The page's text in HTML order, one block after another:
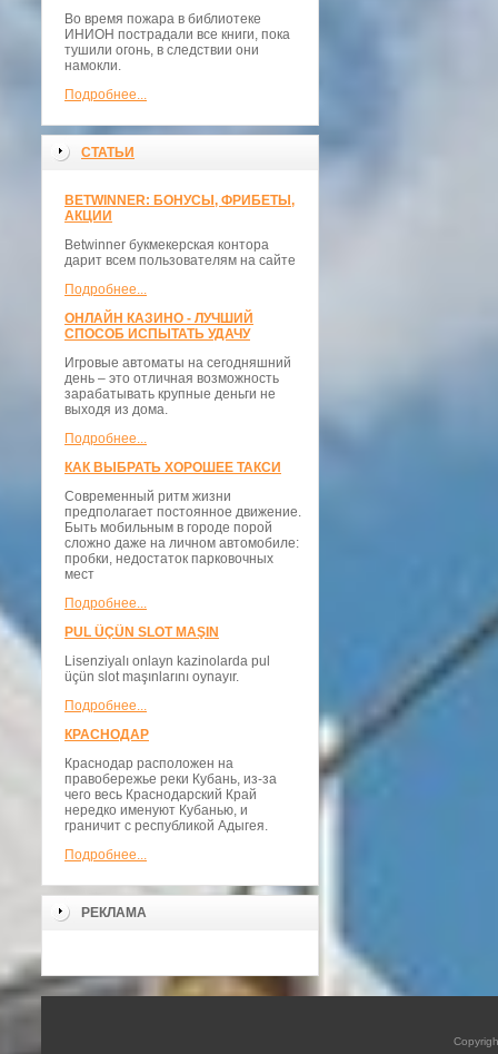
Во время пожара в библиотеке
ИНИОН пострадали все книги, пока
тушили огонь, в следствии они
намокли.
Подробнее...
СТАТЬИ
BETWINNER: БОНУСЫ, ФРИБЕТЫ,
АКЦИИ
Betwinner букмекерская контора
дарит всем пользователям на сайте
Подробнее...
ОНЛАЙН КАЗИНО - ЛУЧШИЙ
СПОСОБ ИСПЫТАТЬ УДАЧУ
Игровые автоматы на сегодняшний
день – это отличная возможность
зарабатывать крупные деньги не
выходя из дома.
Подробнее...
КАК ВЫБРАТЬ ХОРОШЕЕ ТАКСИ
Современный ритм жизни
предполагает постоянное движение.
Быть мобильным в городе порой
сложно даже на личном автомобиле:
пробки, недостаток парковочных
мест
Подробнее...
PUL ÜÇÜN SLOT MAŞIN
Lisenziyalı onlayn kazinolarda pul
üçün slot maşınlarını oynayır.
Подробнее...
КРАСНОДАР
Краснодар расположен на
правобережье реки Кубань, из-за
чего весь Краснодарский Край
нередко именуют Кубанью, и
граничит с республикой Адыгея.
Подробнее...
РЕКЛАМА